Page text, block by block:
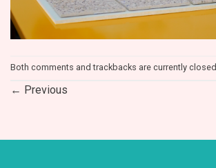
Both comments and trackbacks are currently
← Previous